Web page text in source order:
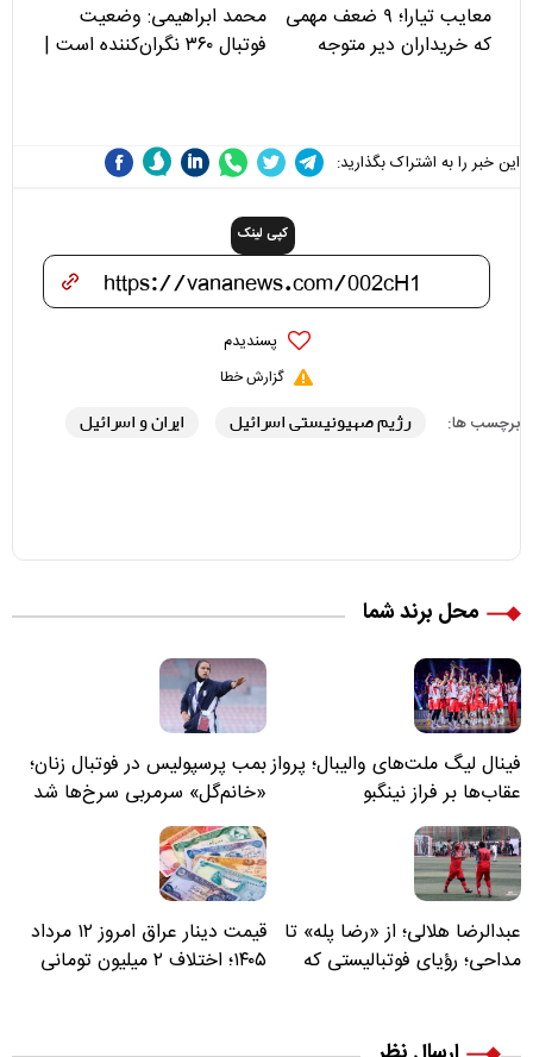
معایب تیارا؛ ۹ ضعف مهمی
که خریداران دیر متوجه
محمد ابراهیمی: وضعیت
فوتبال ۳۶۰ نگران‌کننده است |
این خبر را به اشتراک بگذارید:
کپی لینک
پسندیدم
گزارش خطا
برچسب ها: رژیم صهیونیستی اسرائیل ایران و اسرائیل
محل برند شما
فینال لیگ ملت‌های والیبال؛ پرواز
عقاب‌ها بر فراز نینگبو
بمب پرسپولیس در فوتبال زنان؛
«خانم‌گل» سرمربی سرخ‌ها شد
عبدالرضا هلالی؛ از «رضا پله» تا
مداحی؛ رؤیای فوتبالیستی که
قیمت دینار عراق امروز ۱۲ مرداد
۱۴۰۵؛ اختلاف ۲ میلیون تومانی